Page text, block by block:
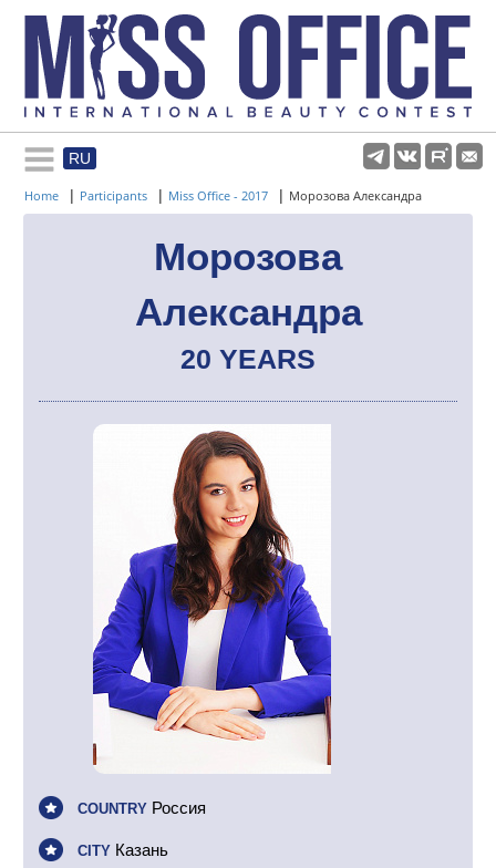
RU
Rules and regulations
About pageant
Participants
Home | Participants | Miss Office - 2017 | Морозова Александра
Морозова
Александра
20 YEARS
COUNTRY Россия
CITY Казань